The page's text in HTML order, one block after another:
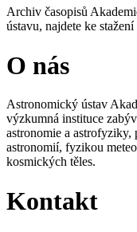
Archiv časopisů
ústavu, najdete ke stažení
O nás
Astronomický ústav
výzkumná instituce
astronomie a astrofyziky,
astronomií, fyzikou
kosmických těles.
Kontakt